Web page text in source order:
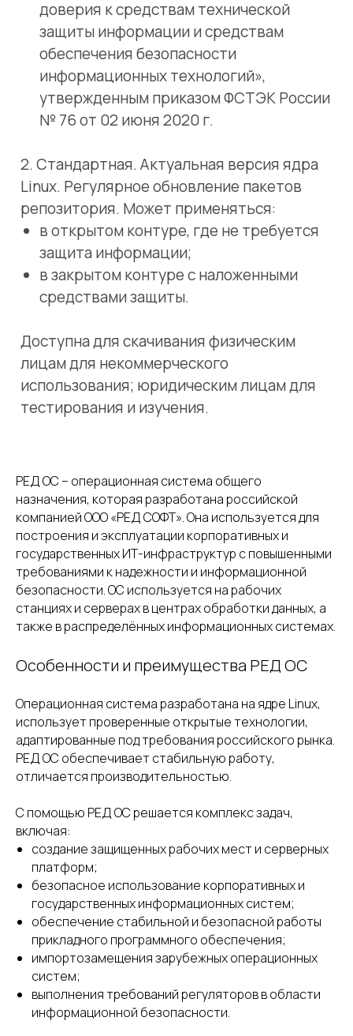
РЕД ОС – операционная система общего
назначения, которая разработана российской
компанией ООО «РЕД СОФТ». Она используется для
построения и эксплуатации корпоративных и
государственных ИТ-инфраструктур с повышенными
требованиями к надежности и информационной
безопасности. ОС используется на рабочих
станциях и серверах в центрах обработки данных, а
также в распределённых информационных системах.
Особенности и преимущества РЕД ОС
Операционная система разработана на ядре Linux,
использует проверенные открытые технологии,
адаптированные под требования российского рынка.
РЕД ОС обеспечивает стабильную работу,
отличается производительностью.
С помощью РЕД ОС решается комплекс задач,
включая:
создание защищенных рабочих мест и серверных
платформ;
безопасное использование корпоративных и
государственных информационных систем;
обеспечение стабильной и безопасной работы
прикладного программного обеспечения;
импортозамещения зарубежных операционных
систем;
выполнения требований регуляторов в области
информационной безопасности.
ПОХОЖИЕ УСЛУГИ
Astra Linux
Astra Linux Special Edition —
cертифицированная ОС
ОС «Альт
Дистрибутив